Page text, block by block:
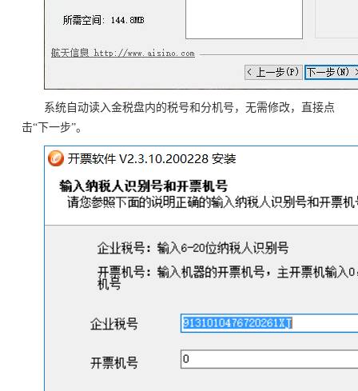
系统自动读入金税盘内的税号和分机号，无需修改，直接点
击“下一步”。